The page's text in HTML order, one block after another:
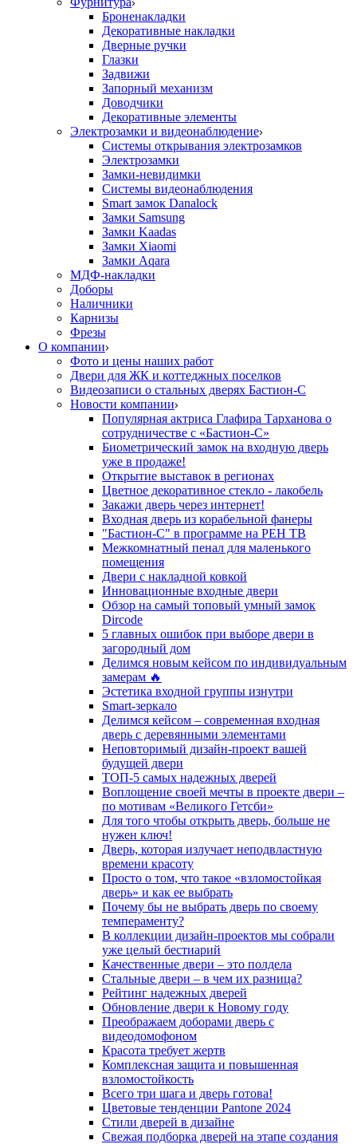
Броненакладки
Декоративные накладки
Дверные ручки
Глазки
Задвижи
Запорный механизм
Доводчики
Декоративные элементы
Электрозамки и видеонаблюдение
Системы открывания электрозамков
Электрозамки
Замки-невидимки
Системы видеонаблюдения
Smart замок Danalock
Замки Samsung
Замки Kaadas
Замки Xiaomi
Замки Aqara
МДФ-накладки
Доборы
Наличники
Карнизы
Фрезы
О компании
Фото и цены наших работ
Двери для ЖК и коттеджных поселков
Видеозаписи о стальных дверях Бастион-С
Новости компании
Популярная актриса Глафира Тарханова о
сотрудничестве с «Бастион-С»
Биометрический замок на входную дверь
уже в продаже!
Открытие выставок в регионах
Цветное декоративное стекло - лакобель
Закажи дверь через интернет!
Входная дверь из корабельной фанеры
"Бастион-С" в программе на РЕН ТВ
Межкомнатный пенал для маленького
помещения
Двери с накладной ковкой
Инновационные входные двери
Обзор на самый топовый умный замок
Dircode
5 главных ошибок при выборе двери в
загородный дом
Делимся новым кейсом по индивидуальным
замерам 🔥
Эстетика входной группы изнутри
Smart-зеркало
Делимся кейсом – современная входная
дверь с деревянными элементами
Неповторимый дизайн-проект вашей
будущей двери
ТОП-5 самых надежных дверей
Воплощение своей мечты в проекте двери –
по мотивам «Великого Гетсби»
Для того чтобы открыть дверь, больше не
нужен ключ!
Дверь, которая излучает неподвластную
времени красоту
Просто о том, что такое «взломостойкая
дверь» и как ее выбрать
Почему бы не выбрать дверь по своему
темпераменту?
В коллекции дизайн-проектов мы собрали
уже целый бестиарий
Качественные двери – это полдела
Стальные двери – в чем их разница?
Рейтинг надежных дверей
Обновление двери к Новому году
Преображаем доборами дверь с
видеодомофоном
Красота требует жертв
Комплексная защита и повышенная
взломостойкость
Всего три шага и дверь готова!
Цветовые тенденции Pantone 2024
Стили дверей в дизайне
Свежая подборка дверей на этапе создания